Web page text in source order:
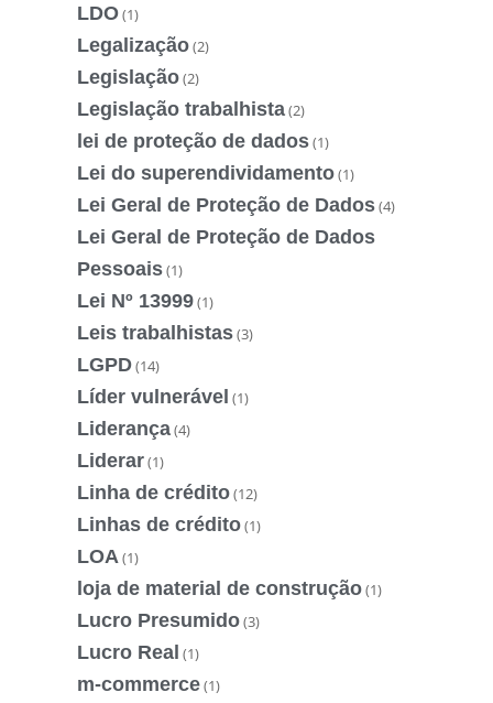
LDO(1)
Legalização(2)
Legislação(2)
Legislação trabalhista(2)
lei de proteção de dados(1)
Lei do superendividamento(1)
Lei Geral de Proteção de Dados(4)
Lei Geral de Proteção de Dados
Pessoais(1)
Lei Nº 13999(1)
Leis trabalhistas(3)
LGPD(14)
Líder vulnerável (1)
Liderança(4)
Liderar(1)
Linha de crédito(12)
Linhas de crédito(1)
LOA (1)
loja de material de construção(1)
Lucro Presumido(3)
Lucro Real (1)
m-commerce(1)